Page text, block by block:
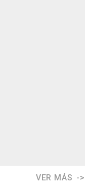
VER MÁS